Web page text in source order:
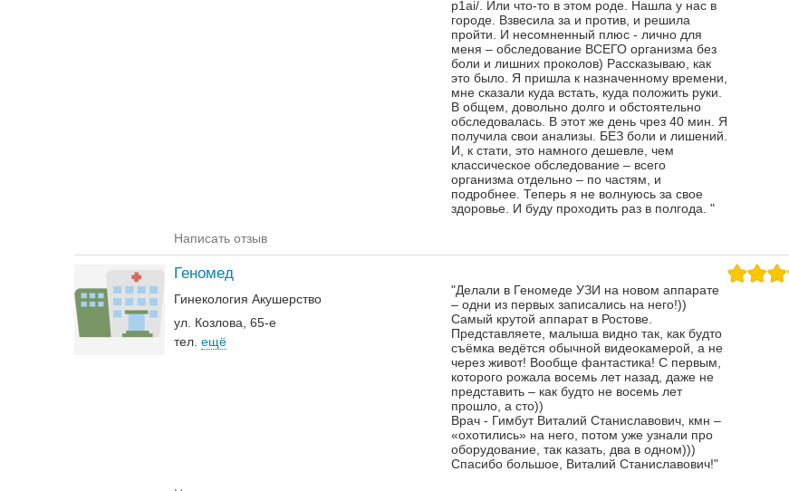
p1ai/. Или что-то в этом роде. Нашла у нас в
городе. Взвесила за и против, и решила
пройти. И несомненный плюс - лично для
меня – обследование ВСЕГО организма без
боли и лишних проколов) Рассказываю, как
это было. Я пришла к назначенному времени,
мне сказали куда встать, куда положить руки.
В общем, довольно долго и обстоятельно
обследовалась. В этот же день чрез 40 мин. Я
получила свои анализы. БЕЗ боли и лишений.
И, к стати, это намного дешевле, чем
классическое обследование – всего
организма отдельно – по частям, и
подробнее. Теперь я не волнуюсь за свое
здоровье. И буду проходить раз в полгода. "
Написать отзыв
Геномед
Гинекология Акушерство
ул. Козлова, 65-е
тел. ещё
"Делали в Геномеде УЗИ на новом аппарате
– одни из первых записались на него!))
Самый крутой аппарат в Ростове.
Представляете, малыша видно так, как будто
съёмка ведётся обычной видеокамерой, а не
через живот! Вообще фантастика! С первым,
которого рожала восемь лет назад, даже не
представить – как будто не восемь лет
прошло, а сто))
Врач - Гимбут Виталий Станиславович, кмн –
«охотились» на него, потом уже узнали про
оборудование, так казать, два в одном)))
Спасибо большое, Виталий Станиславович!"